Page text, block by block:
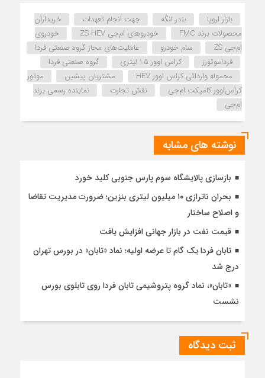
بازار اروپا بندر لنگه جهت انجام تعهدات
خریداران
محصولات برند FMC
خودروهای ام‌جی ZS HEV
خودروی
ام‌جی ZS
سام خودرو
عاملیت‌های مجاز گروه صنعتی فردا
فرداموتورز
کراس اوور 1.5 لیتری
گروه صنعتی فردا
محموله وارداتی کراس اوور HEV
مشتریان پیشین
موتور
کراس‌اوور کامپکت ام‌جی
نقش تجارت
نماینده رسمی برند
ام‌جی
نوشته های مشابه
بازسازی پالایشگاه سوم پارس جنوبی کلید خورد
بحران ناترازی ۱۰ میلیون لیتری بنزین؛ ضرورت مدیریت تقاضا
و اصلاح ساختار
قیمت نفت در بازار جهانی افزایش یافت
تابان فردا یک گام تا عرضه اولیه؛ نماد «تابان» در بورس تهران
درج شد
«تابان»، نماد گروه پتروشیمی تابان فردا روی تابلوی بورس
نشست
ثبت دیدگاه